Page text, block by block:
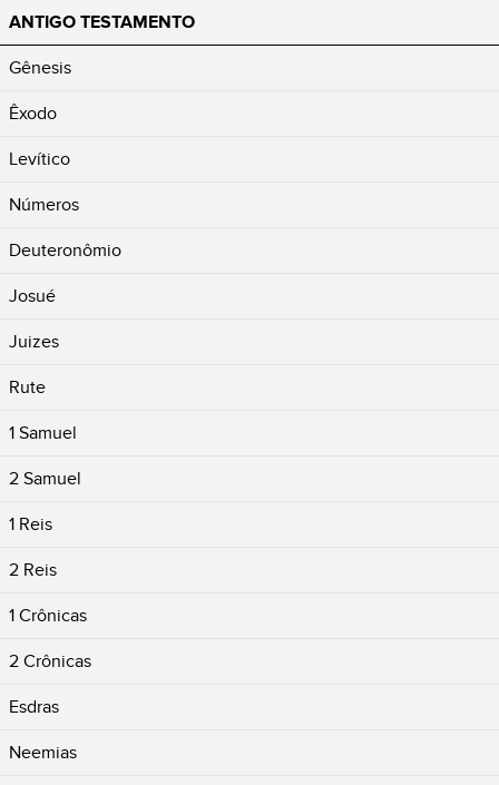
ANTIGO TESTAMENTO
Gênesis
Êxodo
Levítico
Números
Deuteronômio
Josué
Juizes
Rute
1 Samuel
2 Samuel
1 Reis
2 Reis
1 Crônicas
2 Crônicas
Esdras
Neemias